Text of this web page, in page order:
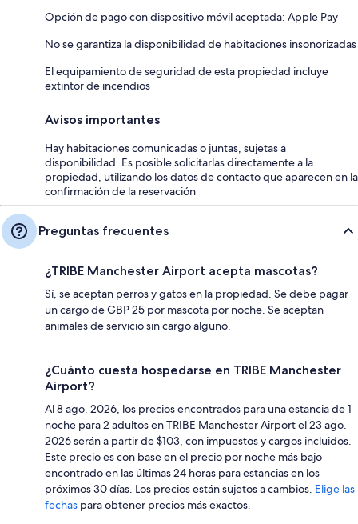
Opción de pago con dispositivo móvil aceptada: Apple Pay
No se garantiza la disponibilidad de habitaciones insonorizadas
El equipamiento de seguridad de esta propiedad incluye
extintor de incendios
Avisos importantes
Hay habitaciones comunicadas o juntas, sujetas a
disponibilidad. Es posible solicitarlas directamente a la
propiedad, utilizando los datos de contacto que aparecen en la
confirmación de la reservación
Preguntas frecuentes
¿TRIBE Manchester Airport acepta mascotas?
Sí, se aceptan perros y gatos en la propiedad. Se debe pagar
un cargo de GBP 25 por mascota por noche. Se aceptan
animales de servicio sin cargo alguno.
¿Cuánto cuesta hospedarse en TRIBE Manchester
Airport?
Al 8 ago. 2026, los precios encontrados para una estancia de 1
noche para 2 adultos en TRIBE Manchester Airport el 23 ago.
2026 serán a partir de $103, con impuestos y cargos incluidos.
Este precio es con base en el precio por noche más bajo
encontrado en las últimas 24 horas para estancias en los
próximos 30 días. Los precios están sujetos a cambios. Elige las
fechas para obtener precios más exactos.